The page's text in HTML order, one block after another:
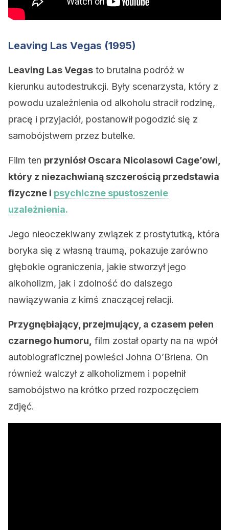
Leaving Las Vegas (1995)
Leaving Las Vegas to brutalna podróż w
kierunku autodestrukcji. Były scenarzysta, który z
powodu uzależnienia od alkoholu stracił rodzinę,
pracę i przyjaciół, postanowił pogodzić się z
samobójstwem przez butelke.
Film ten przyniósł Oscara Nicolasowi Cage’owi,
który z niezachwianą szczerością przedstawia
fizyczne i psychiczne spustoszenie
uzależnienia.
Jego nieoczekiwany związek z prostytutką, która
boryka się z własną traumą, pokazuje zarówno
głębokie ograniczenia, jakie stworzył jego
alkoholizm, jak i zdolność do dalszego
nawiązywania z kimś znaczącej relacji.
Przygnębiający, przejmujący, a czasem pełen
czarnego humoru, film został oparty na na wpół
autobiograficznej powieści Johna O’Briena. On
również walczył z alkoholizmem i popełnił
samobójstwo na krótko przed rozpoczęciem
zdjęć.